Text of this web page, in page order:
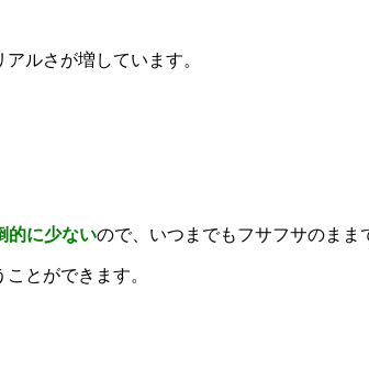
ルさが増しています。
的に少ないので、いつまでもフサフサのまま
とができます。